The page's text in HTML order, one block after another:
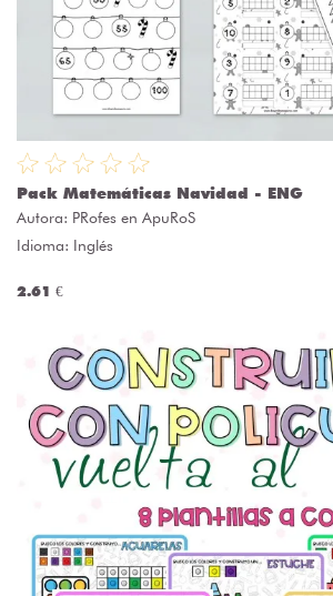
Pack Matemáticas Navidad - ENG
Autora: PRofes en ApuRoS
Idioma: Inglés
2.61 €